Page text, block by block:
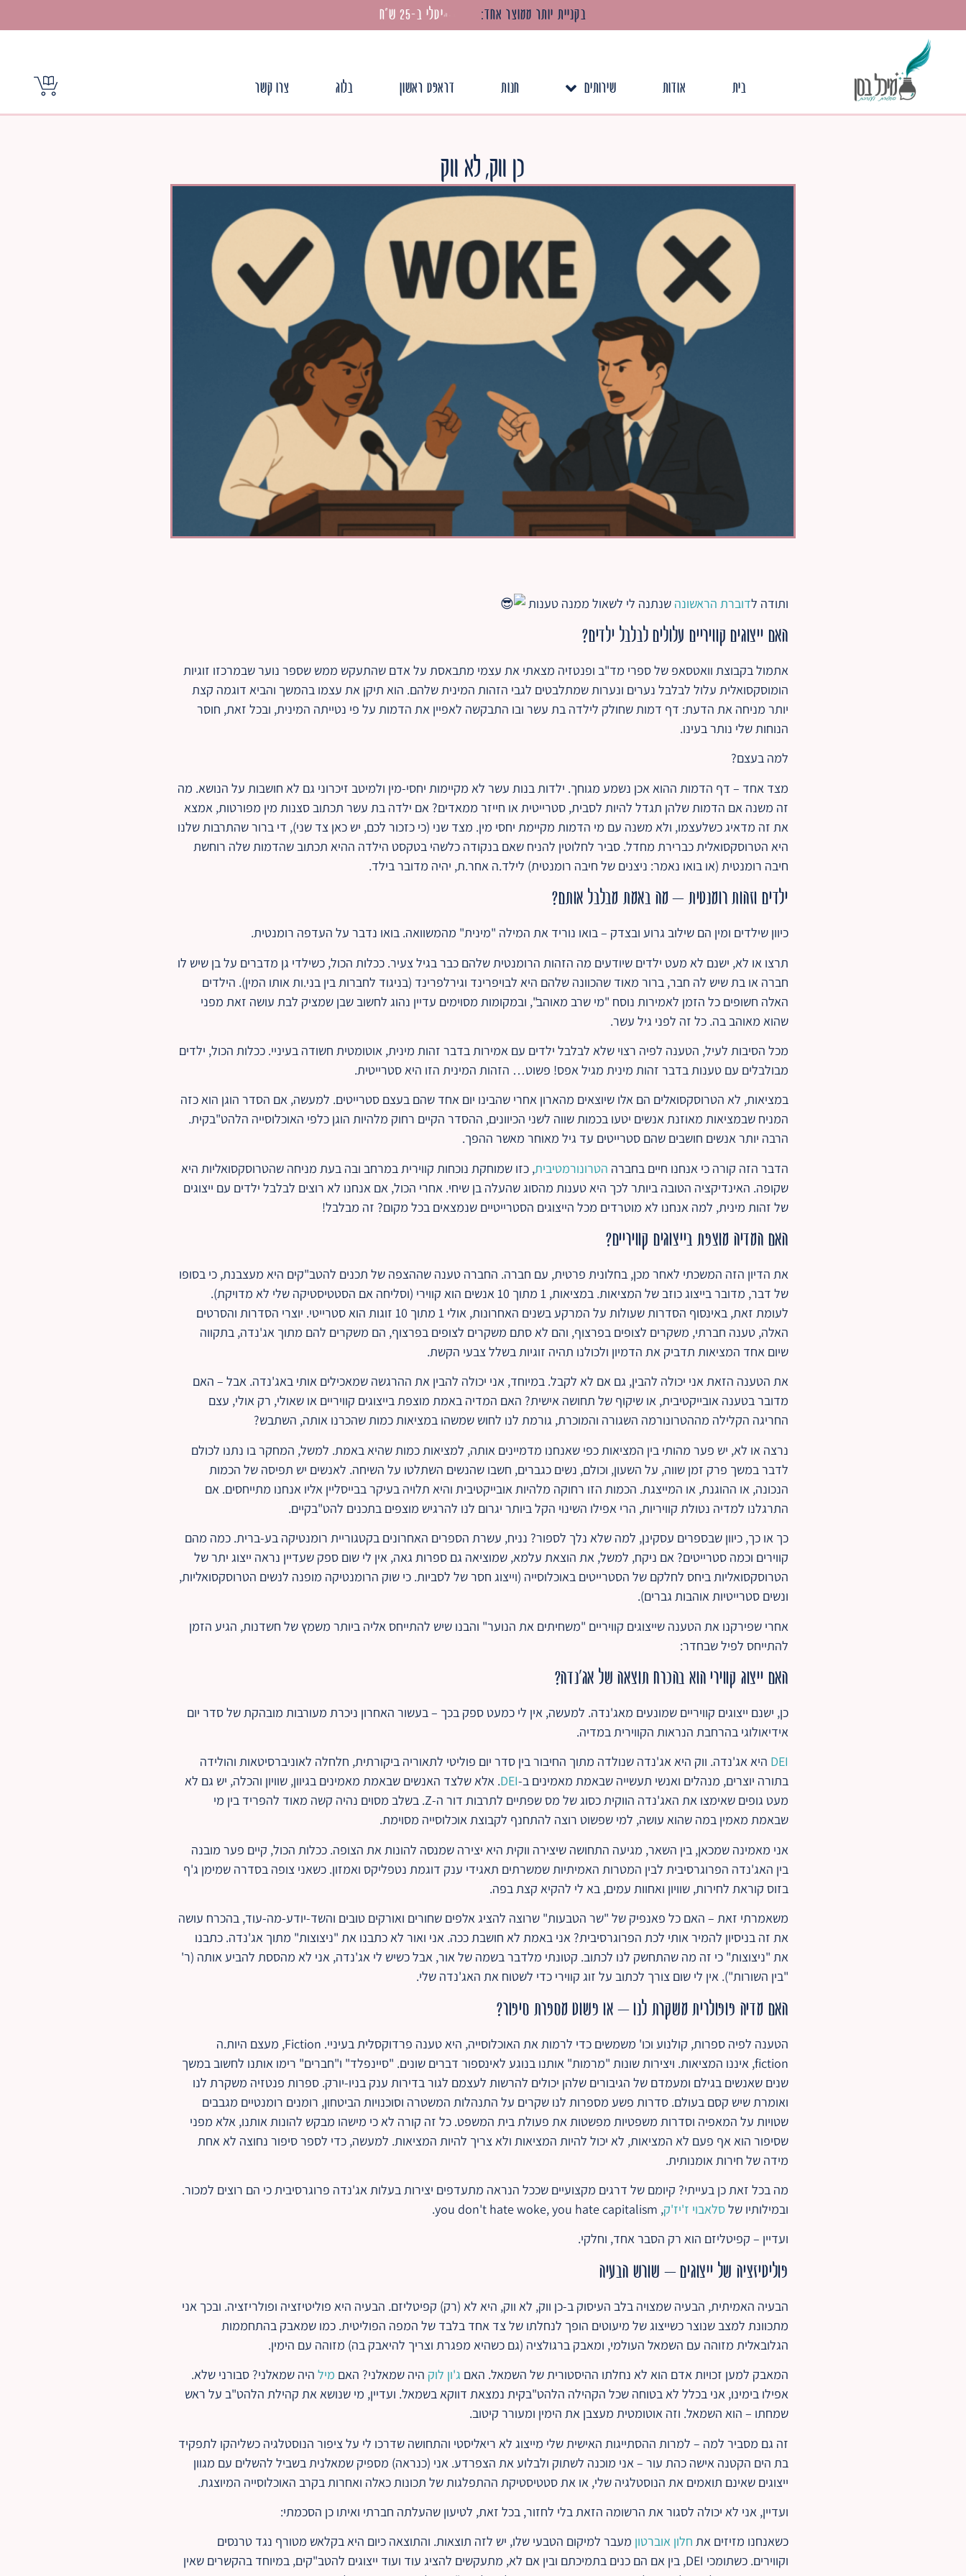
בקניית יותר ממוצר אחד:
בית אודות שירותים חנות דראפט ראשון בלוג צרו קשר
כן ווק, לא ווק
ותודה לדוברת הראשונה שנתנה לי לשאול ממנה טענות
האם ייצוגים קוויריים עלולים לבלבל ילדים?
אתמול בקבוצת וואטסאפ של ספרי מד"ב ופנטזיה מצאתי את עצמי מתבאסת על אדם שהתעקש ממש שספר נוער שבמרכזו זוגיות
הומוסקסואלית עלול לבלבל נערים ונערות שמתלבטים לגבי הזהות המינית שלהם. הוא תיקן את עצמו בהמשך והביא דוגמה קצת
יותר מניחה את הדעת: דף דמות שחולק לילדה בת עשר ובו התבקשה לאפיין את הדמות על פי נטייתה המינית, ובכל זאת, חוסר
הנוחות שלי נותר בעינו.
למה בעצם?
מצד אחד – דף הדמות ההוא אכן נשמע מגוחך. ילדות בנות עשר לא מקיימות יחסי-מין ולמיטב זיכרוני גם לא חושבות על הנושא. מה
זה משנה אם הדמות שלהן תגדל להיות לסבית, סטרייטית או חייזר ממאדים? אם ילדה בת עשר תכתוב סצנות מין מפורטות, אמצא
את זה מדאיג כשלעצמו, ולא משנה עם מי הדמות מקיימת יחסי מין. מצד שני (כי כזכור לכם, יש כאן צד שני), די ברור שהתרבות שלנו
היא הטרוסקסואלית כברירת מחדל. סביר לחלוטין להניח שאם בנקודה כלשהי בטקסט הילדה ההיא תכתוב שהדמות שלה רוחשת
חיבה רומנטית (או בואו נאמר: ניצנים של חיבה רומנטית) לילד.ה אחר.ת, יהיה מדובר בילד.
ילדים וזהות רומנטית – מה באמת מבלבל אותם?
כיוון שילדים ומין הם שילוב גרוע ובצדק – בואו נוריד את המילה "מינית" מהמשוואה. בואו נדבר על העדפה רומנטית.
תרצו או לא, ישנם לא מעט ילדים שיודעים מה הזהות הרומנטית שלהם כבר בגיל צעיר. ככלות הכול, כשילדי גן מדברים על בן שיש לו
חברה או בת שיש לה חבר, ברור מאוד שהכוונה שלהם היא לבויפרינד וגירלפרינד (בניגוד לחברות בין בני.ות אותו המין). הילדים
האלה חשופים כל הזמן לאמירות נוסח "מי שרב מאוהב", ובמקומות מסוימים עדיין נהוג לחשוב שבן שמציק לבת עושה זאת מפני
שהוא מאוהב בה. כל זה לפני גיל עשר.
מכל הסיבות לעיל, הטענה לפיה רצוי שלא לבלבל ילדים עם אמירות בדבר זהות מינית, אוטומטית חשודה בעיניי. ככלות הכול, ילדים
מבולבלים עם טענות בדבר זהות מינית מגיל אפס! פשוט… הזהות המינית הזו היא סטרייטית.
במציאות, לא הטרוסקסואלים הם אלו שיוצאים מהארון אחרי שהבינו יום אחד שהם בעצם סטרייטים. למעשה, אם הסדר הוגן הוא כזה
המניח שבמציאות מאוזנת אנשים יטעו בכמות שווה לשני הכיוונים, ההסדר הקיים רחוק מלהיות הוגן כלפי האוכלוסייה הלהט"בקית.
הרבה יותר אנשים חושבים שהם סטרייטים עד גיל מאוחר מאשר ההפך.
הדבר הזה קורה כי אנחנו חיים בחברה הטרונורמטיבית, כזו שמוחקת נוכחות קווירית במרחב ובה בעת מניחה שהטרוסקסואליות היא
שקופה. האינדיקציה הטובה ביותר לכך היא טענות מהסוג שהעלה בן שיחי. אחרי הכול, אם אנחנו לא רוצים לבלבל ילדים עם ייצוגים
של זהות מינית, למה אנחנו לא מוטרדים מכל הייצוגים הסטרייטיים שנמצאים בכל מקום? זה מבלבל!
האם המדיה מוצפת בייצוגים קוויריים?
את הדיון הזה המשכתי לאחר מכן, בחלונית פרטית, עם חברה. החברה טענה שההצפה של תכנים להטב"קים היא מעצבנת, כי בסופו
של דבר, מדובר בייצוג כוזב של המציאות. במציאות, 1 מתוך 10 אנשים הוא קווירי (וסליחה אם הסטטיסטיקה שלי לא מדויקת).
לעומת זאת, באינסוף הסדרות שעולות על המרקע בשנים האחרונות, אולי 1 מתוך 10 זוגות הוא סטרייטי. יוצרי הסדרות והסרטים
האלה, טענה חברתי, משקרים לצופים בפרצוף, והם לא סתם משקרים לצופים בפרצוף, הם משקרים להם מתוך אג'נדה, בתקווה
שיום אחד המציאות תדביק את הדמיון ולכולנו תהיה זוגיות בשלל צבעי הקשת.
את הטענה הזאת אני יכולה להבין, גם אם לא לקבל. במיוחד, אני יכולה להבין את ההרגשה שמאכילים אותי באג'נדה. אבל – האם
מדובר בטענה אובייקטיבית, או שיקוף של תחושה אישית? האם המדיה באמת מוצפת בייצוגים קוויריים או שאולי, רק אולי, עצם
החריגה הקלילה מההטרונורמה השגורה והמוכרת, גורמת לנו לחוש שמשהו במציאות כמות שהכרנו אותה, השתבש?
נרצה או לא, יש פער מהותי בין המציאות כפי שאנחנו מדמיינים אותה, למציאות כמות שהיא באמת. למשל, המחקר בו נתנו לכולם
לדבר במשך פרק זמן שווה, על השעון, וכולם, נשים כגברים, חשבו שהנשים השתלטו על השיחה. לאנשים יש תפיסה של הכמות
הנכונה, או ההוגנת, או המייצגת. הכמות הזו רחוקה מלהיות אובייקטיבית והיא תלויה בעיקר בבייסליין אליו אנחנו מתייחסים. אם
התרגלנו למדיה נטולת קוויריות, הרי אפילו השינוי הקל ביותר יגרום לנו להרגיש מוצפים בתכנים להט"בקיים.
כך או כך, כיוון שבספרים עסקינן, למה שלא נלך לספור? נניח, עשרת הספרים האחרונים בקטגוריית רומנטיקה בע-ברית. כמה מהם
קווירים וכמה סטרייטים? אם ניקח, למשל, את הוצאת עלמא, שמוציאה גם ספרות גאה, אין לי שום ספק שעדיין נראה ייצוג יתר של
הטרוסקסואליות ביחס לחלקם של הסטרייטים באוכלוסייה (וייצוג חסר של לסביות. כי שוק הרומנטיקה מופנה לנשים הטרוסקסואליות,
ונשים סטרייטיות אוהבות גברים).
אחרי שפירקנו את הטענה שייצוגים קוויריים "משחיתים את הנוער" והבנו שיש להתייחס אליה ביותר משמץ של חשדנות, הגיע הזמן
להתייחס לפיל שבחדר:
האם ייצוג קווירי הוא בהכרח תוצאה של אג'נדה?
כן, ישנם ייצוגים קוויריים שמונעים מאג'נדה. למעשה, אין לי כמעט ספק בכך – בעשור האחרון ניכרת מעורבות מובהקת של סדר יום
אידיאולוגי בהרחבת הנראות הקווירית במדיה.
DEI היא אג'נדה. ווק היא אג'נדה שנולדה מתוך החיבור בין סדר יום פוליטי לתאוריה ביקורתית, חלחלה לאוניברסיטאות והולידה
בתורה יוצרים, מנהלים ואנשי תעשייה שבאמת מאמינים ב-DEI. אלא שלצד האנשים שבאמת מאמינים בגיוון, שוויון והכלה, יש גם לא
מעט גופים שאימצו את האג'נדה הווקית כסוג של מס שפתיים לתרבות דור ה-Z. בשלב מסוים נהיה קשה מאוד להפריד בין מי
שבאמת מאמין במה שהוא עושה, למי שפשוט רוצה להתחנף לקבוצת אוכלוסייה מסוימת.
אני מאמינה שמכאן, בין השאר, מגיעה התחושה שיצירה ווקית היא יצירה שמנסה להונות את הצופה. ככלות הכול, קיים פער מובנה
בין האג'נדה הפרוגרסיבית לבין המטרות האמיתיות שמשרתים תאגידי ענק דוגמת נטפליקס ואמזון. כשאני צופה בסדרה שמימן ג'ף
בזוס קוראת לחירות, שוויון ואחוות עמים, בא לי להקיא קצת בפה.
משאמרתי זאת – האם כל פאנפיק של "שר הטבעות" שרוצה להציג אלפים שחורים ואורקים טובים והשד-יודע-מה-עוד, בהכרח עושה
את זה בניסיון להמיר אותי לכת הפרוגרסיבית? אני באמת לא חושבת ככה. אני ואור לא כתבנו את "ניצוצות" מתוך אג'נדה. כתבנו
את "ניצוצות" כי זה מה שהתחשק לנו לכתוב. קטונתי מלדבר בשמה של אור, אבל כשיש לי אג'נדה, אני לא מהססת להביע אותה (ר'
"בין השורות"). אין לי שום צורך לכתוב על זוג קווירי כדי לשטוח את האג'נדה שלי.
האם מדיה פופולרית משקרת לנו – או פשוט מספרת סיפור?
הטענה לפיה ספרות, קולנוע וכו' משמשים כדי לרמות את האוכלוסייה, היא טענה פרדוקסלית בעיניי. Fiction, מעצם היות.ה
fiction, איננו המציאות. ויצירות שונות "מרמות" אותנו בנוגע לאינספור דברים שונים. "סיינפלד" ו"חברים" רימו אותנו לחשוב במשך
שנים שאנשים בגילם ומעמדם של הגיבורים שלהן יכולים להרשות לעצמם לגור בדירות ענק בניו-יורק. ספרות פנטזיה משקרת לנו
ואומרת שיש קסם בעולם. סדרות פשע מספרות לנו שקרים על התנהלות המשטרה וסוכנויות הביטחון, רומנים רומנטיים מגבבים
שטויות על המאפיה וסדרות משפטיות מפשטות את פעולת בית המשפט. כל זה קורה לא כי מישהו מבקש להונות אותנו, אלא מפני
שסיפור הוא אף פעם לא המציאות, לא יכול להיות המציאות ולא צריך להיות המציאות. למעשה, כדי לספר סיפור נחוצה לא אחת
מידה של חירות אומנותית.
מה בכל זאת כן בעייתי? קיומם של דרגים מקצועיים שככל הנראה מתעדפים יצירות בעלות אג'נדה פרוגרסיבית כי הם רוצים למכור.
ובמילותיו שלסלאבוי ז'יז'ק, you don't hate woke, you hate capitalism.
ועדיין – קפיטליזם הוא רק הסבר אחד, וחלקי.
פוליטיזציה של ייצוגים – שורש הבעיה
הבעיה האמיתית, הבעיה שמצויה בלב העיסוק ב-כן ווק, לא ווק, היא לא (רק) קפיטליזם. הבעיה היא פוליטיזציה ופולריזציה. ובכך אני
מתכוונת למצב שנוצר כשייצוג של מיעוטים הופך לנחלתו של צד אחד בלבד של המפה הפוליטית. כמו שמאבק בהתחממות
הגלובאלית מזוהה עם השמאל העולמי, ומאבק ברגולציה (גם כשהיא מפגרת וצריך להיאבק בה) מזוהה עם הימין.
המאבק למען זכויות אדם הוא לא נחלתו ההיסטורית של השמאל. האם ג'ון לוק היה שמאלני? האם מיל היה שמאלני? סבורני שלא.
אפילו בימינו, אני בכלל לא בטוחה שכל הקהילה הלהט"בקית נמצאת דווקא בשמאל. ועדיין, מי שנושא את קהילת הלהט"ב על ראש
שמחתו – הוא השמאל. וזה אוטומטית מעצבן את הימין ומעורר קיטוב.
זה גם מסביר למה – למרות ההסתייגות האישית שלי מייצוג לא ריאליסטי והתחושה שדרכו לי על ציפור הנוסטלגיה כשליהקו לתפקיד
בת הים הקטנה אישה כהת עור – אני מוכנה לשתוק ולבלוע את הצפרדע. אני (כנראה) מספיק שמאלנית בשביל להשלים עם מגוון
ייצוגים שאינם תואמים את הנוסטלגיה שלי, או את סטטיסטיקת ההתפלגות של תכונות כאלה ואחרות בקרב האוכלוסייה המיוצגת.
ועדיין, אני לא יכולה לסגור את הרשומה הזאת בלי לחזור, בכל זאת, לטיעון שהעלתה חברתי ואיתו כן הסכמתי:
כשאנחנו מזיזים את חלון אוברטון מעבר למיקום הטבעי שלו, יש לזה תוצאות. והתוצאה כיום היא בקלאש מטורף נגד טרנסים
וקווירים. כשתומכי DEI, בין אם הם כנים בתמיכתם ובין אם לא, מתעקשים להציג עוד ועוד ייצוגים להטב"קים, במיוחד בהקשרים שאין